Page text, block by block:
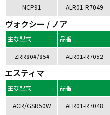
NCP91 ALR01-R7049
ヴォクシー / ノア
主な型式 品番
ZRR80#/85# ALR01-R7052
エスティマ
主な型式 品番
ACR/GSR50W ALR01-R7048